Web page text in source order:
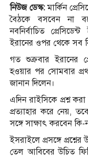
নিউজ ডেস্ক:মার্কিন
বৈঠকে বসবেন না
নবনির্বাচিত
ইরানের ওপর থেকে সব
গত শুক্রবার ইরানের
হওয়ার পর সোমবার
জানান দিলেন।
এদিন রাইসিকে প্রশ্ন
প্রত্যাহার করে নেয়, তবে
সঙ্গে সাক্ষাৎ করবেন কি-
ইসরাইলে প্রসঙ্গে
তেল আবিবের উচিত